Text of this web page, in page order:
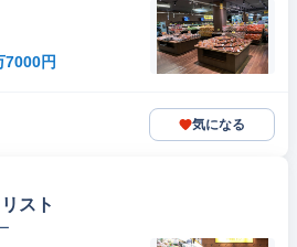
7000円
気になる
スト